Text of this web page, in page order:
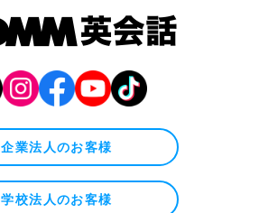
企業法人のお客様
学校法人のお客様